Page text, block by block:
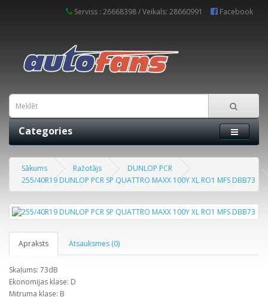
Serviss : 26668398 / Veikals: 28660991 Facebook
Categories
Sākums Ražotājs
DUNLOP PCR
255/40R19 DUNLOP PCR SP QUATTRO MAXX 100Y XL RO1 MFS DBB73
Apraksts Atsauksmes (0)
Skaļums: 73dB
Ekonomijas klase: D
Mitruma klase: B